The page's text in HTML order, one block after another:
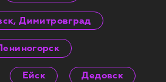
Димитровград
Ейск Дедовск